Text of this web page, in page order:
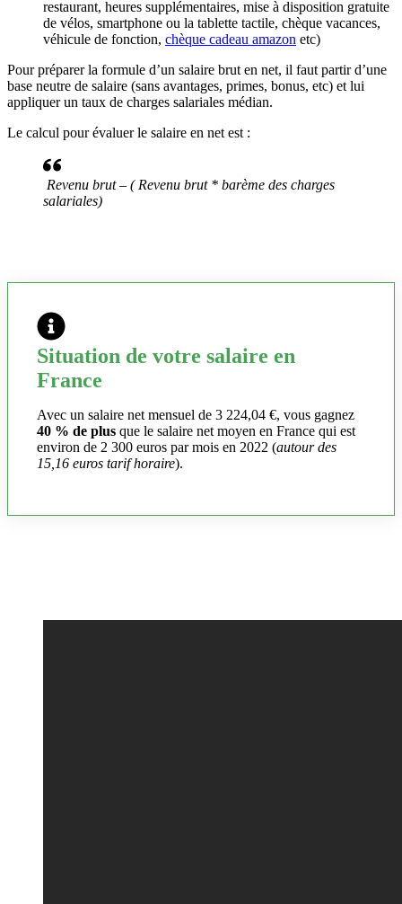
restaurant, heures supplémentaires, mise à disposition gratuite
de vélos, smartphone ou la tablette tactile, chèque vacances,
véhicule de fonction, chèque cadeau amazon etc)
Pour préparer la formule d’un salaire brut en net, il faut partir d’une
base neutre de salaire (sans avantages, primes, bonus, etc) et lui
appliquer un taux de charges salariales médian.
Le calcul pour évaluer le salaire en net est :
Revenu brut – ( Revenu brut * barème des charges
salariales)
Situation de votre salaire en
France
Avec un salaire net mensuel de 3 224,04 €, vous gagnez
40 % de plus que le salaire net moyen en France qui est
environ de 2 300 euros par mois en 2022 (autour des
15,16 euros tarif horaire).